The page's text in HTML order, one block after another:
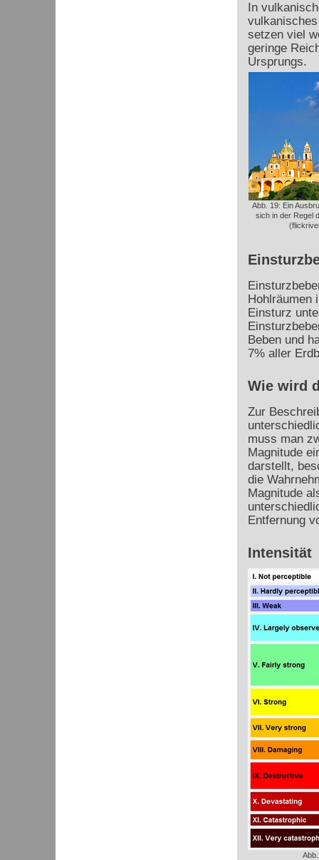
In
setzen viel
geringe
Ursprungs.
Abb. 19: Ein
sich in der Regel
Hohlräumen
Einsturz
Beben und
7% aller
Wie wird
Zur
muss man
Magnitude
darstellt,
die
Magnitude
Entfernung
Intensität